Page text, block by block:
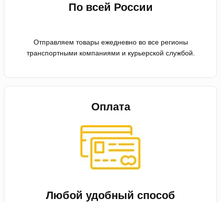
По всей России
Отправляем товары ежедневно во все регионы
транспортными компаниями и курьерской службой.
Оплата
Любой удобный способ